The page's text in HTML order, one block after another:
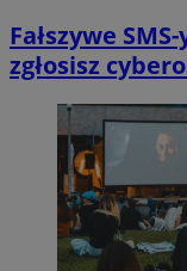
Fałszywe
zgłosisz